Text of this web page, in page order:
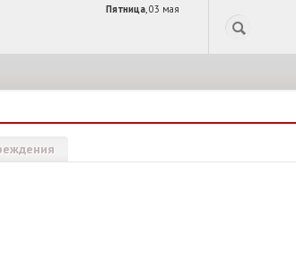
Пятница, 03 мая